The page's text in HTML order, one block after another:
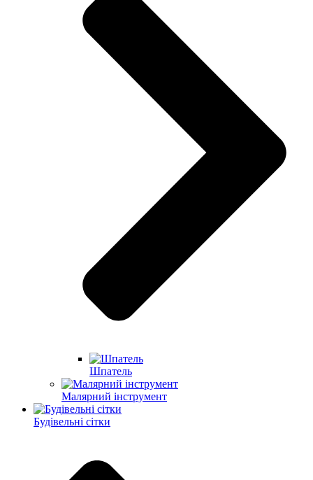
Шпатель
Малярний інструмент
Будівельні сітки